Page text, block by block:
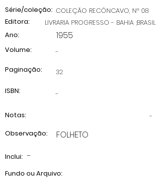
Série/coleção: COLEÇÃO RECÔNCAVO, Nº 08
LIVRARIA PROGRESSO - BAHIA ;BRASIL
Editora:
1955
Ano:
Volume:
-
Paginação:
32
ISBN:
-
-
Notas:
Observação:
FOLHETO
Inclui: -
Fundo ou Arquivo: